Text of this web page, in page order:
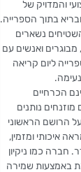
והמדויק של
בתוך הספרייה.
נשארים
מבוגרים ואנשים עם
ליום קריאה
הכרחיים
נותנים
הרושם הראשוני
איכותי ומזמין,
חברה כמו ניקיון
באמצעות שמירה